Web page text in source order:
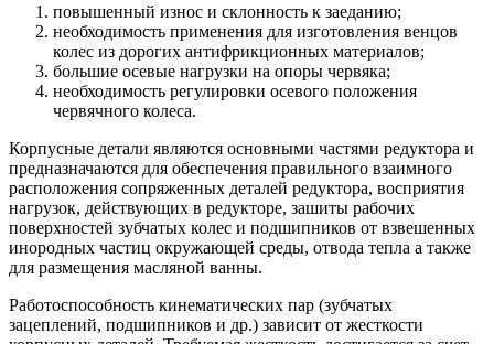
повышенный износ и склонность к заеданию;
необходимость применения для изготовления венцов
колес из дорогих антифрикционных материалов;
большие осевые нагрузки на опоры червяка;
необходимость регулировки осевого положения
червячного колеса.
Корпусные детали являются основными частями редуктора и
предназначаются для обеспечения правильного взаимного
расположения сопряженных деталей редуктора, восприятия
нагрузок, действующих в редукторе, зашиты рабочих
поверхностей зубчатых колес и подшипников от взвешенных
инородных частиц окружающей среды, отвода тепла а также
для размещения масляной ванны.
Работоспособность кинематических пар (зубчатых
зацеплений, подшипников и др.) зависит от жесткости